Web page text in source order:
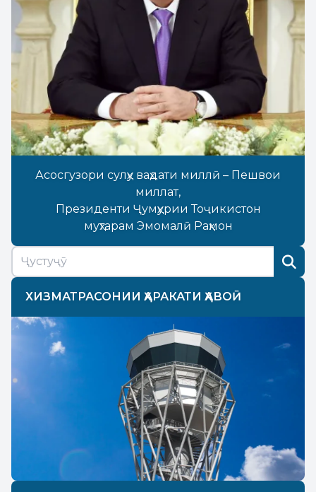
Асосгузори сулҳу ваҳдати миллӣ – Пешвои
миллат,
Президенти Ҷумҳурии Тоҷикистон
муҳтарам Эмомалӣ Раҳмон
ХИЗМАТРАСОНИИ ҲАРАКАТИ ҲАВОӢ